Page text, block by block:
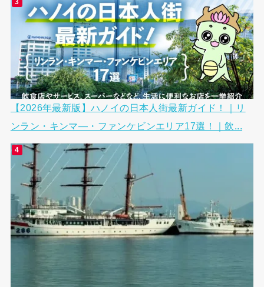
【2026年最新版】ハノイの日本人街最新ガイド！｜リ
ンラン・キンマ―・ファンケビンエリア17選！｜飲...